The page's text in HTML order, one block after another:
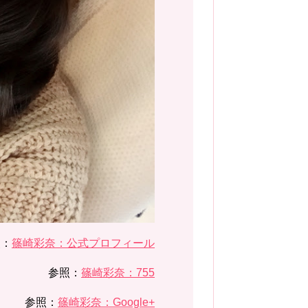
篠崎彩奈：公式プロフィール
参照： 篠崎彩奈：755
参照： 篠崎彩奈：Google+